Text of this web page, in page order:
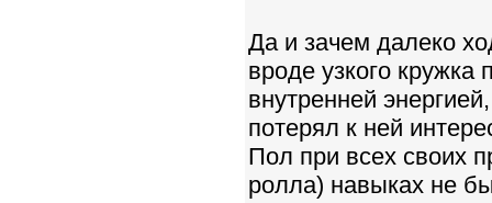
Да и зачем далеко
вроде узкого
внутренней
потерял к ней
Пол при всех своих
ролла) навыках не